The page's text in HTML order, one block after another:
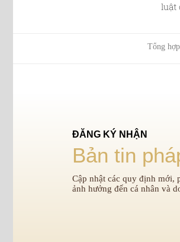
luật
Tổng
ĐĂNG KÝ NHẬN
Bản tin
Cập nhật các quy định mới,
ảnh hưởng đến cá nhân và